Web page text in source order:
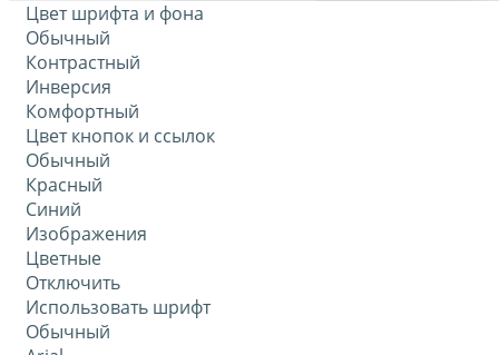
Цвет шрифта и фона
Обычный
Контрастный
Инверсия
Комфортный
Цвет кнопок и ссылок
Обычный
Красный
Синий
Изображения
Цветные
Отключить
Использовать шрифт
Обычный